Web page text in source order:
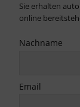
Sie erhalten
online
Nachname
Email